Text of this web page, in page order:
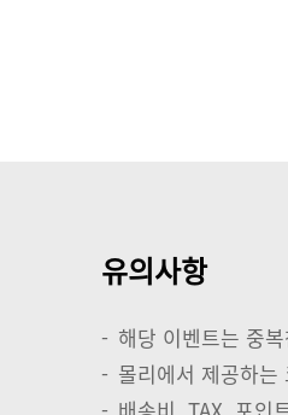
유의사항
- 해당 이벤트는 중
- 몰리에서 제공하